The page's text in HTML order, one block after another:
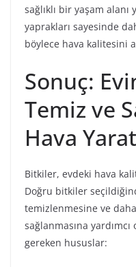
sağlıklı bir yaşam
yaprakları sayesinde
böylece hava kalitesini
Sonuç:
Temiz ve
Hava
Bitkiler, evdeki hava
Doğru bitkiler
temizlenmesine ve
sağlanmasına
gereken hususlar: